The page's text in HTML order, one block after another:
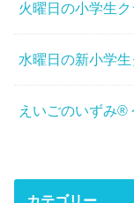
火曜日の小学生ク
水曜日の新小学
えいごのいずみ®